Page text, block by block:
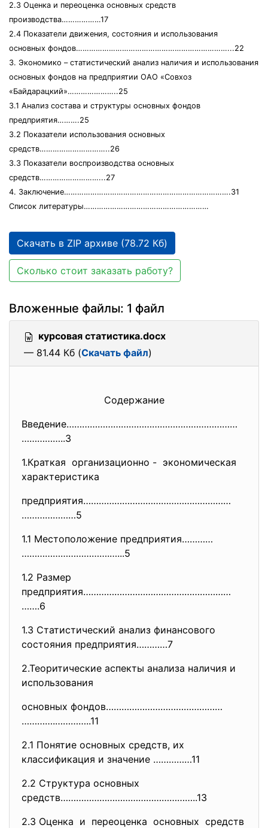
2.3 Оценка и переоценка основных средств
производства………………17
2.4 Показатели движения, состояния и использования
основных фондов……………………………………………………………...22
3. Экономико – статистический анализ наличия и использования
основных фондов на предприятии ОАО «Совхоз
«Байдарацкий»…………………..25
3.1 Анализ состава и структуры основных фондов
предприятия……….25
3.2 Показатели использования основных
средств…………………………..26
3.3 Показатели воспроизводства основных
средств………………………...27
4. Заключение………………………………………………………………….31
Список литературы…………………………………………………
Скачать в ZIP архиве (78.72 Кб)
Сколько стоит заказать работу?
Вложенные файлы: 1 файл
курсовая статистика.docx
— 81.44 Кб (Скачать файл)
Содержание
Введение…………………………………………………………
……………..3
1.Краткая организационно - экономическая
характеристика
предприятия…………………………………………………
…………………5
1.1 Местоположение предприятия…………
…………………………….…...5
1.2 Размер
предприятия…………………………………………………
…….6
1.3 Статистический анализ финансового
состояния предприятия…………7
2.Теоритические аспекты анализа наличия и
использования
основных фондов………………………………………
………….…………..11
2.1 Понятие основных средств, их
классификация и значение ……………11
2.2 Структура основных
средств……………………………………………..13
2.3 Оценка и переоценка основных средств